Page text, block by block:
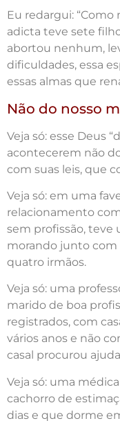
Eu redargui:
adicta teve sete
abortou nenhum,
dificuldades, essa
essas almas que
Não do nosso
Veja só: esse Deus
acontecerem não
com suas leis, que
Veja só: em uma
relacionamento
sem profissão, teve
morando junto com
quatro irmãos.
Veja só: uma
marido de boa
registrados, com
vários anos e não
casal procurou
Veja só: uma
cachorro de
dias e que dorme